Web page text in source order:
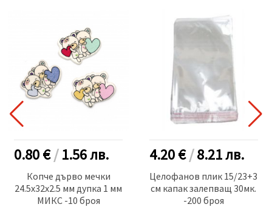
0.80 €/1.56лв.
Копче дърво мечки
24.5x32x2.5 мм дупка 1 мм
МИКС -10 броя
4.20 €/8.21лв.
Целофанов плик 15/23+3
см капак залепващ 30мк.
-200 броя